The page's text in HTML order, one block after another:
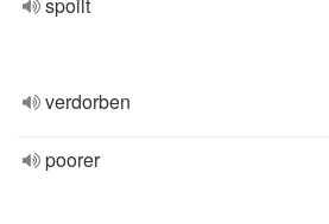
verdorben
poorer